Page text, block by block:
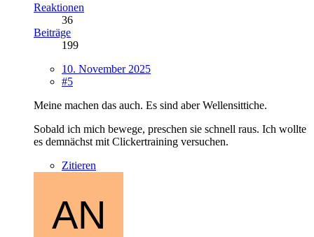
Reaktionen
36
Beiträge
199
10. November 2025
#5
Meine machen das auch. Es sind aber Wellensittiche.
Sobald ich mich bewege, preschen sie schnell raus. Ich wollte
es demnächst mit Clickertraining versuchen.
Zitieren